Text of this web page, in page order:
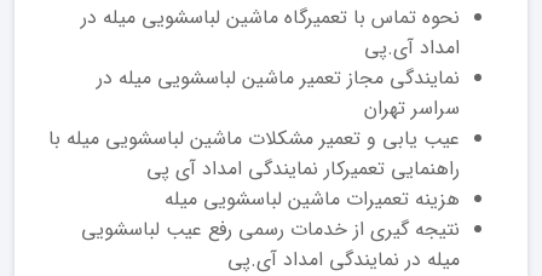
نحوه تماس با تعمیرگاه ماشین لباسشویی میله در
امداد آی.پی
نمایندگی مجاز تعمیر ماشین لباسشویی میله در
سراسر تهران
عیب یابی و تعمیر مشکلات ماشین لباسشویی میله با
راهنمایی تعمیرکار نمایندگی امداد آی پی
هزینه تعمیرات ماشین لباسشویی میله
نتیجه گیری از خدمات رسمی رفع عیب لباسشویی
میله در نمایندگی امداد آی.پی